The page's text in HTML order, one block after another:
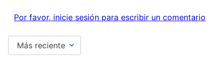
Por favor, inicie sesión para escribir un comentario
Más reciente